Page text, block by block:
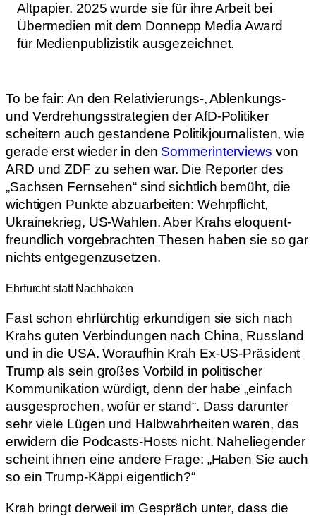
Altpapier. 2025 wurde sie für ihre Arbeit bei
Übermedien mit dem Donnepp Media Award
für Medienpublizistik ausgezeichnet.
To be fair: An den Relativierungs-, Ablenkungs-
und Verdrehungsstrategien der AfD-Politiker
scheitern auch gestandene Politikjournalisten, wie
gerade erst wieder in den Sommerinterviews von
ARD und ZDF zu sehen war. Die Reporter des
„Sachsen Fernsehen“ sind sichtlich bemüht, die
wichtigen Punkte abzuarbeiten: Wehrpflicht,
Ukrainekrieg, US-Wahlen. Aber Krahs eloquent-
freundlich vorgebrachten Thesen haben sie so gar
nichts entgegenzusetzen.
Ehrfurcht statt Nachhaken
Fast schon ehrfürchtig erkundigen sie sich nach
Krahs guten Verbindungen nach China, Russland
und in die USA. Woraufhin Krah Ex-US-Präsident
Trump als sein großes Vorbild in politischer
Kommunikation würdigt, denn der habe „einfach
ausgesprochen, wofür er stand“. Dass darunter
sehr viele Lügen und Halbwahrheiten waren, das
erwidern die Podcasts-Hosts nicht. Naheliegender
scheint ihnen eine andere Frage: „Haben Sie auch
so ein Trump-Käppi eigentlich?“
Krah bringt derweil im Gespräch unter, dass die